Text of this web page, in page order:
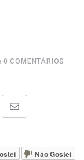
0 COMENTÁRIOS
Share
Email
Não Gostei